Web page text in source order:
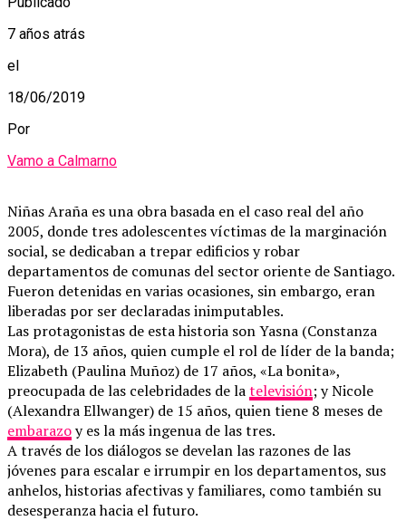
7 años atrás
el
18/06/2019
Por
Vamo a Calmarno
Niñas Araña es una obra basada en el caso real del año
2005, donde tres adolescentes víctimas de la marginación
social, se dedicaban a trepar edificios y robar
departamentos de comunas del sector oriente de Santiago.
Fueron detenidas en varias ocasiones, sin embargo, eran
liberadas por ser declaradas inimputables.
Las protagonistas de esta historia son Yasna (Constanza
Mora), de 13 años, quien cumple el rol de líder de la banda;
Elizabeth (Paulina Muñoz) de 17 años, «La bonita»,
preocupada de las celebridades de latelevisión; y Nicole
(Alexandra Ellwanger) de 15 años, quien tiene 8 meses de
embarazoy es la más ingenua de las tres.
A través de los diálogos se develan las razones de las
jóvenes para escalar e irrumpir en los departamentos, sus
anhelos, historias afectivas y familiares, como también su
desesperanza hacia el futuro.